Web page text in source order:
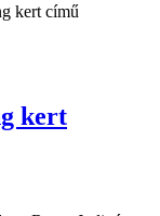
kert